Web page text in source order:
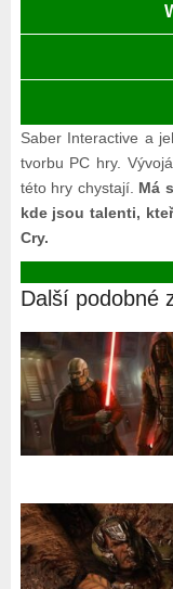
Saber Interactive a
tvorbu PC hry.
této hry chystají. Má
kde jsou talenti,
Cry.
Další podobné